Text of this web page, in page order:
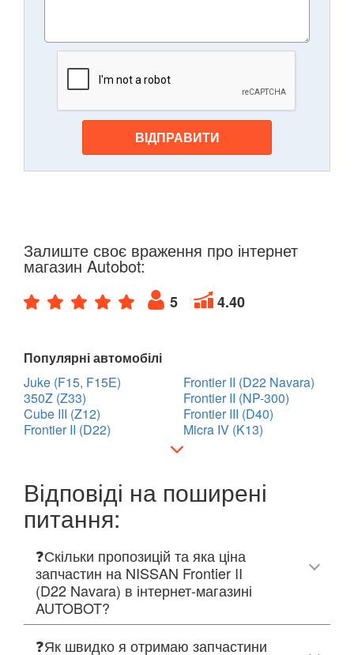
ВІДПРАВИТИ
Залиште своє враження про інтернет
магазин Autobot:
5 4.40
Популярні автомобілі
Juke (F15, F15E)
350Z (Z33)
Cube III (Z12)
Frontier II (D22)
Frontier II (D22 Navara)
Frontier II (NP-300)
Frontier III (D40)
Micra IV (K13)
Відповіді на поширені
питання:
❓Скільки пропозицій та яка ціна
запчастин на NISSAN Frontier II
(D22 Navara) в інтернет-магазині
AUTOBOT?
❓Як швидко я отримаю запчастини